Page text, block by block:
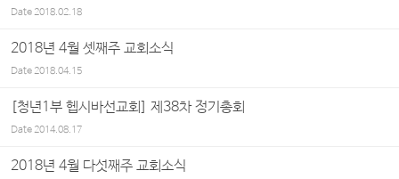
Date2018.02.18
2018년 4월 셋째주 교회소식
Date2018.04.15
[청년1부 헵시바선교회] 제38차 정기총회
Date2014.08.17
2018년 4월 다섯째주 교회소식